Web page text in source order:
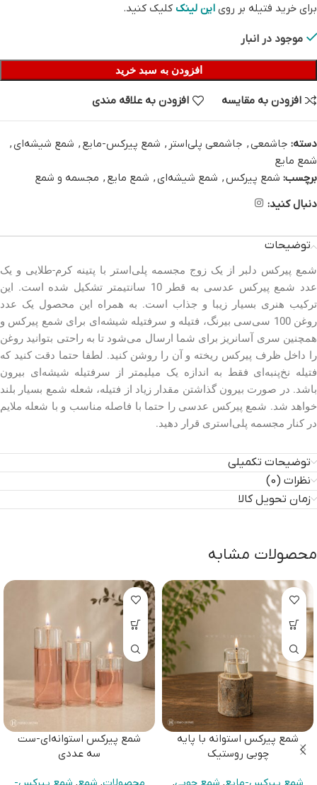
برای خرید فتیله بر روی این لینک کلیک کنید.
موجود در انبار
افزودن به سبد خرید
افزودن به مقایسه افزودن به علاقه مندی
دسته: جاشمعی, جاشمعی پلی‌استر , شمع پیرکس-مایع , شمع شیشه‌ای,
شمع مایع
برچسب: شمع پیرکس, شمع شیشه‌ای, شمع مایع , مجسمه و شمع
دنبال کنید:
توضیحات
شمع پیرکس دلبر از یک زوج مجسمه پلی‌استر با پتینه کرم-طلایی و یک
عدد شمع پیرکس عدسی به قطر 10 سانتیمتر تشکیل شده است. این
ترکیب هنری بسیار زیبا و جذاب است. به همراه این محصول یک عدد
روغن 100 سی‌سی بیرنگ، فتیله و سرفتیله شیشه‌ای برای شمع پیرکس و
همچنین سری آسانریز برای شما ارسال می‌شود تا به راحتی بتوانید روغن
را داخل ظرف پیرکس ریخته و آن را روشن کنید. لطفا حتما دقت کنید که
فتیله نخ‌پنبه‌ای فقط به اندازه یک میلیمتر از سرفتیله شیشه‌ای بیرون
باشد. در صورت بیرون گذاشتن مقدار زیاد از فتیله، شعله شمع بسیار بلند
خواهد شد. شمع پیرکس عدسی را حتما با فاصله مناسب و با شعله ملایم
در کنار مجسمه پلی‌استری قرار دهید.
توضیحات تکمیلی
نظرات (0)
زمان تحویل کالا
محصولات مشابه
شمع پیرکس استوانه با پایه
چوبی روستیک
شمع پیرکس استوانه‌ای-ست
سه عددی